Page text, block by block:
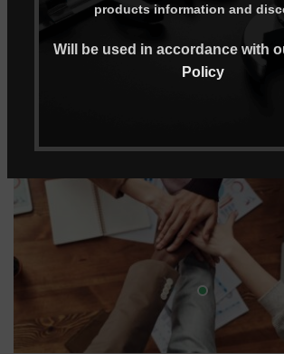
products information and
Will be used in accordance with
Policy
2001-02-08